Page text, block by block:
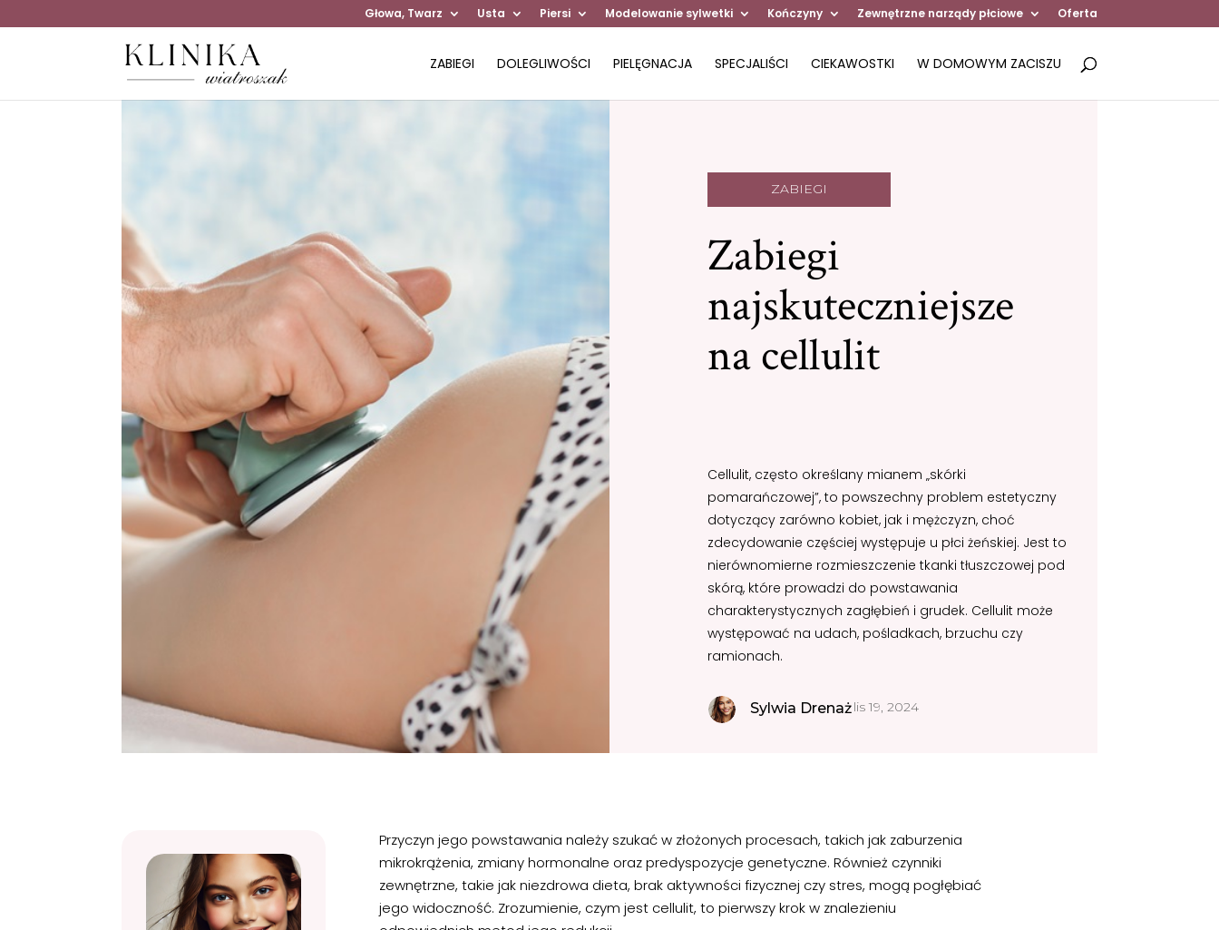
Głowa, Twarz Usta Piersi Modelowanie sylwetki Kończyny Zewnętrzne narządy płciowe Oferta
ZABIEGI DOLEGLIWOŚCI PIELĘGNACJA SPECJALIŚCI CIEKAWOSTKI W DOMOWYM ZACISZU
ZABIEGI
Zabiegi
najskuteczniejsze
na cellulit
Cellulit, często określany mianem „skórki
pomarańczowej”, to powszechny problem estetyczny
dotyczący zarówno kobiet, jak i mężczyzn, choć
zdecydowanie częściej występuje u płci żeńskiej. Jest to
nierównomierne rozmieszczenie tkanki tłuszczowej pod
skórą, które prowadzi do powstawania
charakterystycznych zagłębień i grudek. Cellulit może
występować na udach, pośladkach, brzuchu czy
ramionach.
Sylwia Drenażlis 19, 2024
Przyczyn jego powstawania należy szukać w złożonych procesach, takich jak zaburzenia
mikrokrążenia, zmiany hormonalne oraz predyspozycje genetyczne. Również czynniki
zewnętrzne, takie jak niezdrowa dieta, brak aktywności fizycznej czy stres, mogą pogłębiać
jego widoczność. Zrozumienie, czym jest cellulit, to pierwszy krok w znalezieniu